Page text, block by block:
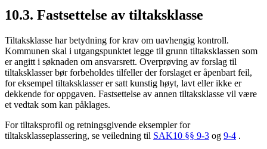
10.3. Fastsettelse av tiltaksklasse
Tiltaksklasse har betydning for krav om uavhengig kontroll.
Kommunen skal i utgangspunktet legge til grunn tiltaksklassen som
er angitt i søknaden om ansvarsrett. Overprøving av forslag til
tiltaksklasser bør forbeholdes tilfeller der forslaget er åpenbart feil,
for eksempel tiltaksklasser er satt kunstig høyt, lavt eller ikke er
dekkende for oppgaven. Fastsettelse av annen tiltaksklasse vil være
et vedtak som kan påklages.
For tiltaksprofil og retningsgivende eksempler for
tiltaksklasseplassering, se veiledning til SAK10 §§ 9-3 og 9-4 .